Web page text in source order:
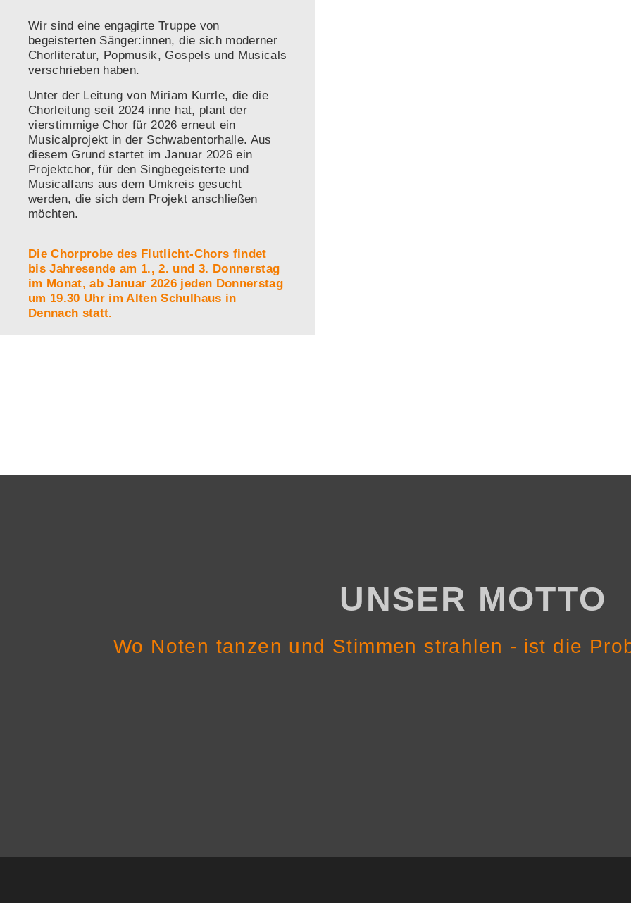
Wir sind eine engagirte Truppe von
begeisterten Sänger:innen, die sich moderner
Chorliteratur, Popmusik, Gospels und Musicals
verschrieben haben.
Unter der Leitung von Miriam Kurrle, die die
Chorleitung seit 2024 inne hat, plant der
vierstimmige Chor für 2026 erneut ein
Musicalprojekt in der Schwabentorhalle. Aus
diesem Grund startet im Januar 2026 ein
Projektchor, für den Singbegeisterte und
Musicalfans aus dem Umkreis gesucht
werden, die sich dem Projekt anschließen
möchten.
Die Chorprobe des Flutlicht-Chors findet
bis Jahresende am 1., 2. und 3. Donnerstag
im Monat, ab Januar 2026 jeden Donnerstag
um 19.30 Uhr im Alten Schulhaus in
Dennach statt.
UNSER MOTTO
Wo Noten tanzen und Stimmen strahlen - ist die